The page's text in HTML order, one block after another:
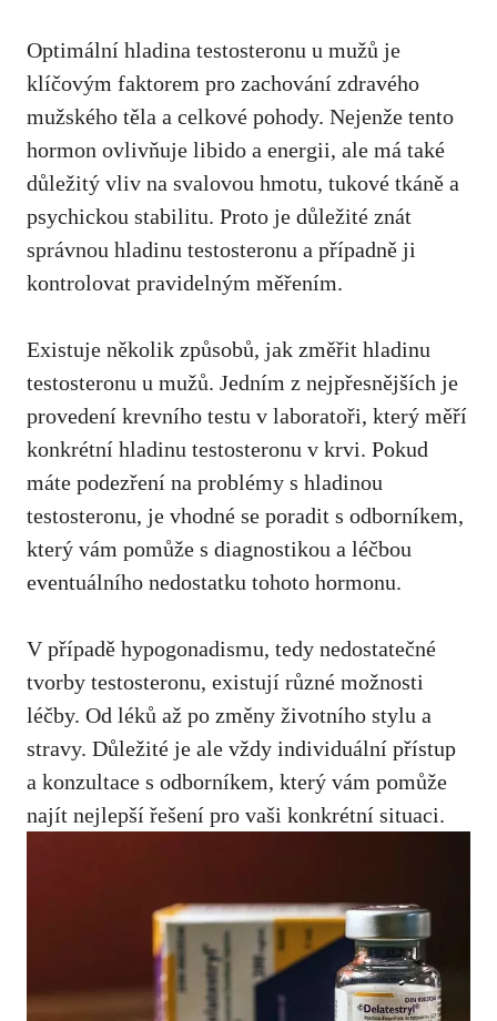
Optimální hladina testosteronu u mužů je
klíčovým faktorem pro zachování zdravého
mužského těla a celkové pohody. Nejenže tento
hormon ovlivňuje libido a energii, ale má také
důležitý vliv na svalovou hmotu, tukové tkáně a
psychickou stabilitu. Proto je důležité znát
správnou hladinu testosteronu a případně ji
kontrolovat pravidelným měřením.
Existuje několik způsobů, jak změřit hladinu
testosteronu u mužů. Jedním z nejpřesnějších je
provedení krevního testu v laboratoři, který měří
konkrétní hladinu testosteronu v krvi. Pokud
máte podezření na problémy s hladinou
testosteronu, je vhodné se poradit s odborníkem,
který vám pomůže s diagnostikou a léčbou
eventuálního nedostatku tohoto hormonu.
V případě hypogonadismu, tedy nedostatečné
tvorby testosteronu, existují různé možnosti
léčby. Od léků až po změny životního stylu a
stravy. Důležité je ale vždy individuální přístup
a konzultace s odborníkem, který vám pomůže
najít nejlepší řešení pro vaši konkrétní situaci.